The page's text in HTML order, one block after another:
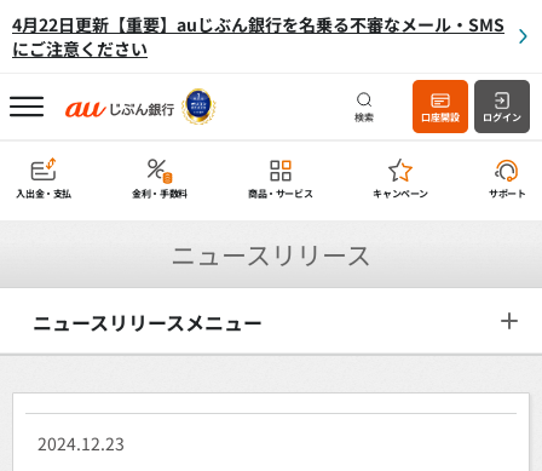
4月22日更新【重要】auじぶん銀行を名乗る不審なメール・SMS
にご注意ください
検索 口座開設 ログイン
入出金・支払 金利・手数料 商品・サービス キャンペーン サポート
ニュースリリース
ニュースリリースメニュー
2024.12.23